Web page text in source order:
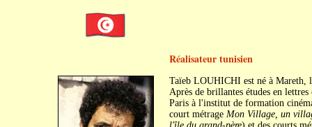
Réalisateur tunisien
Taïeb LOUHICHI est né à Mareth,
Après de brillantes études en
Paris à l'institut de formation
court métrage Mon Village, un